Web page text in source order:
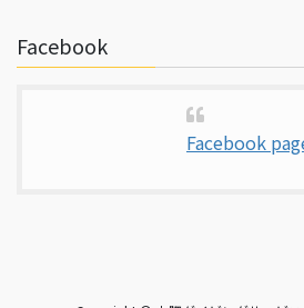
Facebook
Facebook